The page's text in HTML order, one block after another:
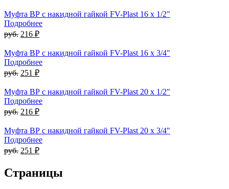
Муфта ВР с накидной гайкой FV-Plast 16 x 1/2"
Подробнее
руб. 216 ₽
Муфта ВР с накидной гайкой FV-Plast 16 x 3/4"
Подробнее
руб. 251 ₽
Муфта ВР с накидной гайкой FV-Plast 20 x 1/2"
Подробнее
руб. 216 ₽
Муфта ВР с накидной гайкой FV-Plast 20 x 3/4"
Подробнее
руб. 251 ₽
Страницы